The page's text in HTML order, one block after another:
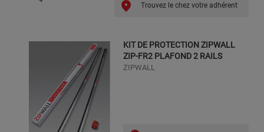
Trouvez le chez votre adhérent
KIT DE PROTECTION ZIPWALL
ZIP-FR2 PLAFOND 2 RAILS
ZIPWALL